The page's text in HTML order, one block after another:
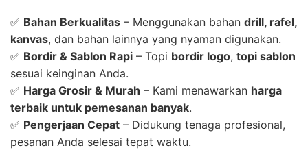
✅ Bahan Berkualitas – Menggunakan bahan drill, rafel,
kanvas, dan bahan lainnya yang nyaman digunakan.
✅ Bordir & Sablon Rapi – Topi bordir logo, topi sablon
sesuai keinginan Anda.
✅ Harga Grosir & Murah – Kami menawarkan harga
terbaik untuk pemesanan banyak.
✅ Pengerjaan Cepat – Didukung tenaga profesional,
pesanan Anda selesai tepat waktu.